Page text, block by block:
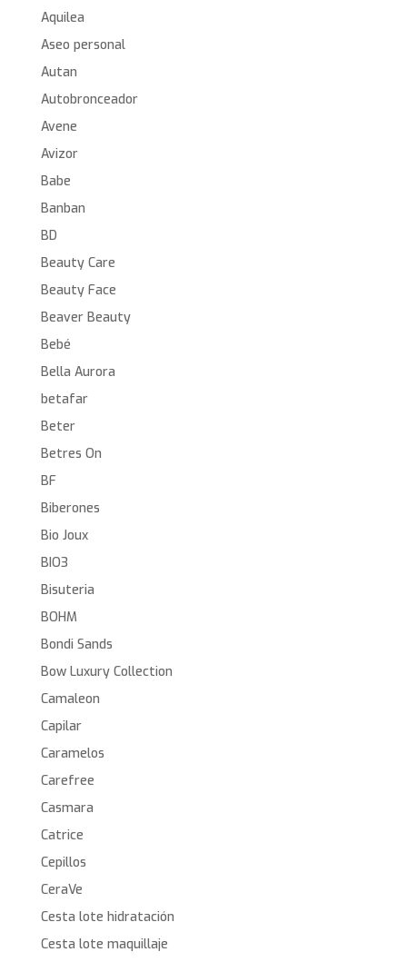
Aquilea
Aseo personal
Autan
Autobronceador
Avene
Avizor
Babe
Banban
BD
Beauty Care
Beauty Face
Beaver Beauty
Bebé
Bella Aurora
betafar
Beter
Betres On
BF
Biberones
Bio Joux
BIO3
Bisuteria
BOHM
Bondi Sands
Bow Luxury Collection
Camaleon
Capilar
Caramelos
Carefree
Casmara
Catrice
Cepillos
CeraVe
Cesta lote hidratación
Cesta lote maquillaje